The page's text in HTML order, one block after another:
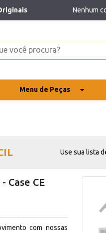
Nenhum
Menu de Peças
Use sua lista
Case CE
com nossas